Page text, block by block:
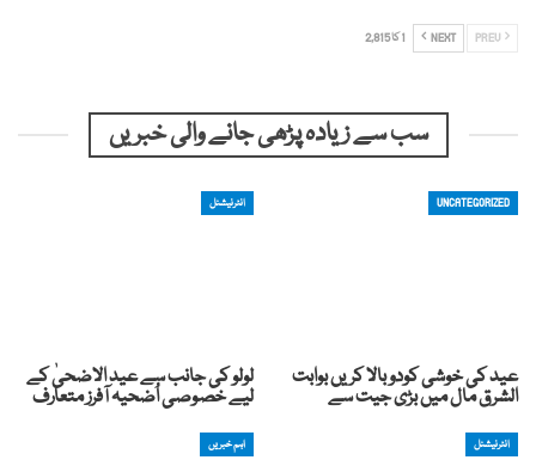
NEXT 1 کا 2,815
سب سے زیادہ پڑھی جانے والی خبریں
UNCATEGORIZED
عید کی خوشی کودوبالا کریں بوابت
الشرق مال میں بڑی جیت سے
انٹرنیشنل
لولو کی جانب سے عید الاضحیٰ کے
لیے خصوصی اُضحیہ آفرز متعارف
انٹرنیشنل اہم خبریں